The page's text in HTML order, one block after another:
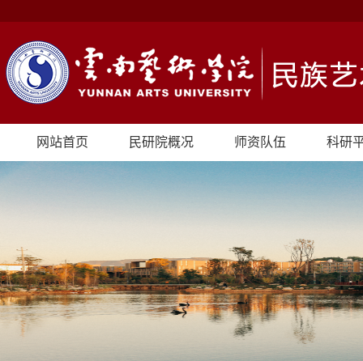
网站首页 民研院概况 师资队伍 科研